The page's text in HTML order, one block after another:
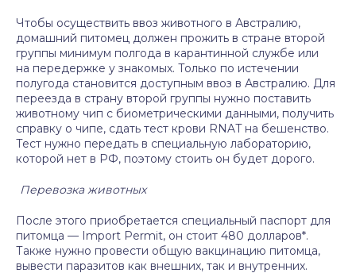
Чтобы осуществить ввоз животного в Австралию,
домашний питомец должен прожить в стране второй
группы минимум полгода в карантинной службе или
на передержке у знакомых. Только по истечении
полугода становится доступным ввоз в Австралию. Для
переезда в страну второй группы нужно поставить
животному чип с биометрическими данными, получить
справку о чипе, сдать тест крови RNAT на бешенство.
Тест нужно передать в специальную лабораторию,
которой нет в РФ, поэтому стоить он будет дорого.
Перевозка животных
После этого приобретается специальный паспорт для
питомца — Import Permit, он стоит 480 долларов*.
Также нужно провести общую вакцинацию питомца,
вывести паразитов как внешних, так и внутренних.